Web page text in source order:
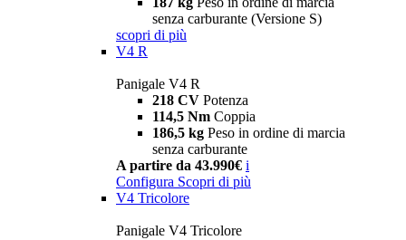
senza carburante (Versione S)
scopri di più
V4 R
Panigale V4 R
218 CV Potenza
114,5 Nm Coppia
186,5 kg Peso in ordine di marcia
senza carburante
A partire da 43.990€ i
Configura Scopri di più
V4 Tricolore
Panigale V4 Tricolore